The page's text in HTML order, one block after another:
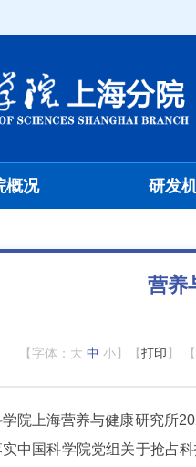
概况 研发
营养
【字体： 大 中 小 】【 打印 】 【
学院上海营养与健康研究所
实中国科学院党组关于抢占